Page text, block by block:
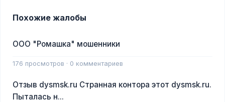
Похожие жалобы
ООО "Ромашка" мошенники
176 просмотров · 0 комментариев
Отзыв dysmsk.ru Странная контора этот dysmsk.ru.
Пыталась н...